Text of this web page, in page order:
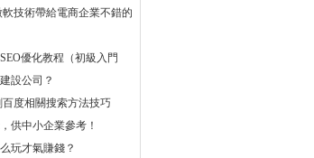
技術帶給電商企業不錯的
優化教程（初級入門
設公司？
度相關搜索方法技巧
供中小企業參考！
玩才氣賺錢？